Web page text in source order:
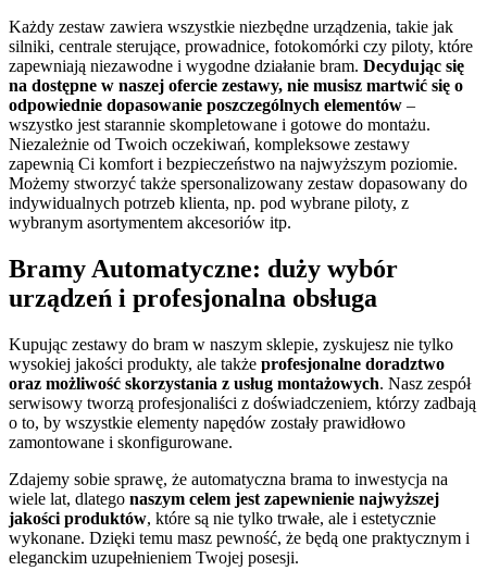
Każdy zestaw zawiera wszystkie niezbędne urządzenia, takie jak
silniki, centrale sterujące, prowadnice, fotokomórki czy piloty, które
zapewniają niezawodne i wygodne działanie bram. Decydując się
na dostępne w naszej ofercie zestawy, nie musisz martwić się o
odpowiednie dopasowanie poszczególnych elementów –
wszystko jest starannie skompletowane i gotowe do montażu.
Niezależnie od Twoich oczekiwań, kompleksowe zestawy
zapewnią Ci komfort i bezpieczeństwo na najwyższym poziomie.
Możemy stworzyć także spersonalizowany zestaw dopasowany do
indywidualnych potrzeb klienta, np. pod wybrane piloty, z
wybranym asortymentem akcesoriów itp.
Bramy Automatyczne: duży wybór
urządzeń i profesjonalna obsługa
Kupując zestawy do bram w naszym sklepie, zyskujesz nie tylko
wysokiej jakości produkty, ale także profesjonalne doradztwo
oraz możliwość skorzystania z usług montażowych. Nasz zespół
serwisowy tworzą profesjonaliści z doświadczeniem, którzy zadbają
o to, by wszystkie elementy napędów zostały prawidłowo
zamontowane i skonfigurowane.
Zdajemy sobie sprawę, że automatyczna brama to inwestycja na
wiele lat, dlatego naszym celem jest zapewnienie najwyższej
jakości produktów, które są nie tylko trwałe, ale i estetycznie
wykonane. Dzięki temu masz pewność, że będą one praktycznym i
eleganckim uzupełnieniem Twojej posesji.